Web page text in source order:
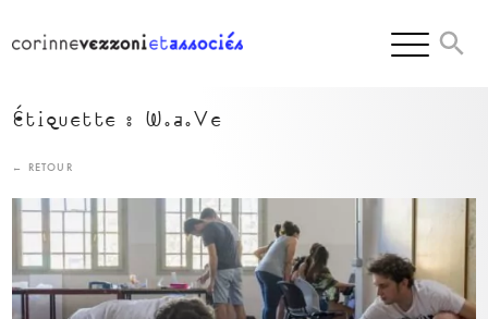
content
Étiquette : W.a.Ve
← RETOUR